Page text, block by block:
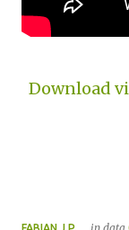
Download